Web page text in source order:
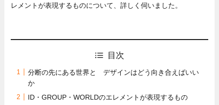
レメントが表現するものについて、詳しく伺いました。
目次
分断の先にある世界と デザインはどう向き合えばいい
か
ID・GROUP・WORLDのエレメントが表現するもの